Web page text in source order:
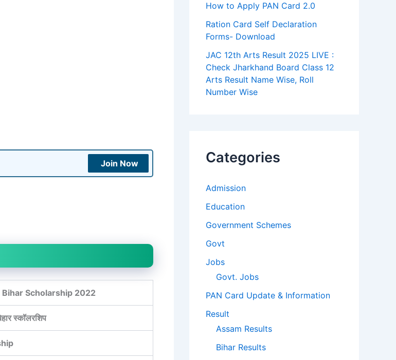
Join Now
Bihar Scholarship 2022
स्कॉलरशिप
How to Apply PAN Card 2.0
Ration Card Self Declaration
Forms- Download
JAC 12th Arts Result 2025 LIVE :
Check Jharkhand Board Class 12
Arts Result Name Wise, Roll
Number Wise
Categories
Admission
Education
Government Schemes
Govt
Jobs
Govt. Jobs
PAN Card Update & Information
Result
Assam Results
Bihar Results